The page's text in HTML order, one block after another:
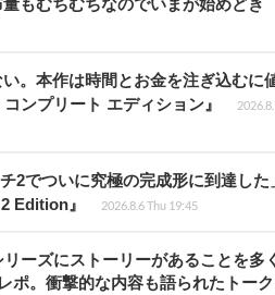
い。本作は時間とお金を注ぎ込む
コンプリート エディション』
2でついに究極の完成形に到達し
Edition』
2026.8.6 Thu 19:45
リーズにストーリーがあることを
ポ。衝撃的な内容も語られたトー